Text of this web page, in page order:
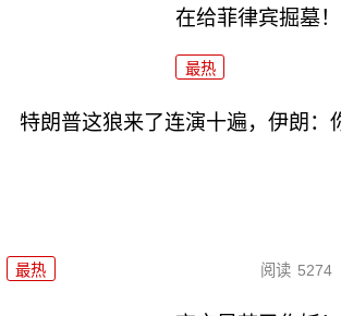
在给菲律宾掘墓！
最热
特朗普这狼来了连演十遍，伊朗：
最热 阅读 5274